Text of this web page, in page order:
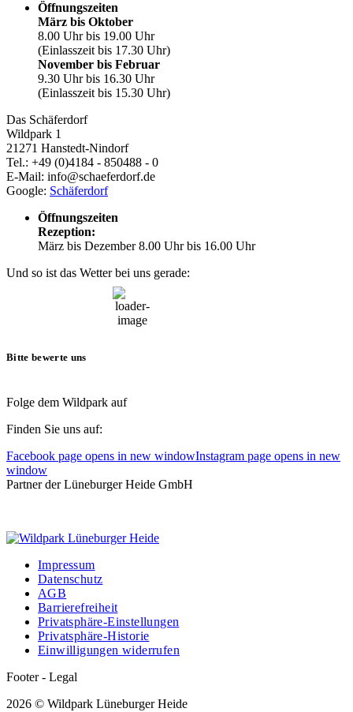
Öffnungszeiten
März bis Oktober
8.00 Uhr bis 19.00 Uhr
(Einlasszeit bis 17.30 Uhr)
November bis Februar
9.30 Uhr bis 16.30 Uhr
(Einlasszeit bis 15.30 Uhr)
Das Schäferdorf
Wildpark 1
21271 Hanstedt-Nindorf
Tel.: +49 (0)4184 - 850488 - 0
E-Mail: info@schaeferdorf.de
Google: Schäferdorf
Öffnungszeiten
Rezeption:
März bis Dezember 8.00 Uhr bis 16.00 Uhr
Und so ist das Wetter bei uns gerade:
6. August, 2026
14°C
Bitte bewerte uns
Folge dem Wildpark auf
Finden Sie uns auf:
Facebook page opens in new windowInstagram page opens in new
window
Partner der Lüneburger Heide GmbH
Impressum
Datenschutz
AGB
Barrierefreiheit
Privatsphäre-Einstellungen
Privatsphäre-Historie
Einwilligungen widerrufen
Footer - Legal
2026 © Wildpark Lüneburger Heide